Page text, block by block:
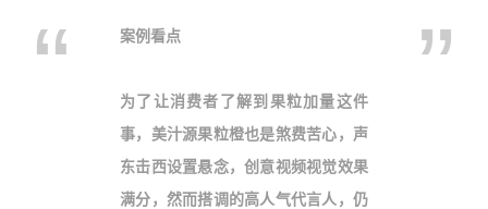
案例看点
为了让消费者了解到果粒加量这件
事，美汁源果粒橙也是煞费苦心，声
东击西设置悬念，创意视频视觉效果
满分，然而搭调的高人气代言人， 仍